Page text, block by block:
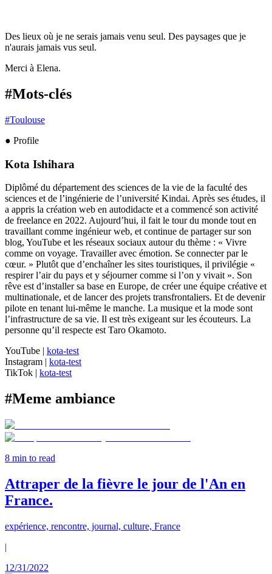
Des lieux où je ne serais jamais venu seul. Des paysages que je
n'aurais jamais vus seul.
Merci à Elena.
#Mots-clés
#Toulouse
● Profile
Kota Ishihara
Diplômé du département des sciences de la vie de la faculté des
sciences et de l’ingénierie de l’université Kindai. Après ses études, il
a appris la création web en autodidacte et a commencé son activité
de freelance en 2022. Aujourd’hui, il fait le tour du monde tout en
travaillant comme ingénieur web, et continue de partager sur son
blog, YouTube et les réseaux sociaux autour du thème : « Vivre
comme on voyage. Travailler avec émotion. Se connecter par le
cœur. » Plutôt que d’enchaîner les sites touristiques, il privilégie «
respirer l’air du pays et y séjourner comme si l’on y vivait ». Son
rêve est d’installer sa base en Europe, de créer une équipe créative et
multinationale, et de lancer des projets transfrontaliers. Et de devenir
pilote en tenant lui-même le manche. La musique et la mode sont
l’infrastructure de sa vie. Il est très exigeant sur les écouteurs. La
personne qu’il respecte est Taro Okamoto.
YouTube
kota-test
Instagram
kota-test
TikTok
kota-test
#Meme ambiance
8 min to read
Attraper de la fièvre le jour de l'An en
France.
expérience, rencontre, journal, culture, France
|
12/31/2022